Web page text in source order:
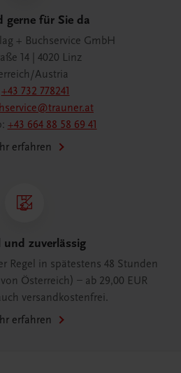
gerne für Sie da
+ Buchservice GmbH
14 | 4020 Linz
Austria
+43 732 778241
+43 664 88 58 69 41
erfahren
und zuverlässig
Regel in spätestens 48 Stunden
Österreich) – ab 29,00 EUR
versandkostenfrei.
erfahren